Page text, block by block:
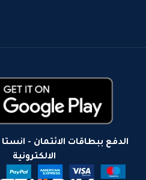
الدفع ببطاقات الائتمان -
الالكترونية